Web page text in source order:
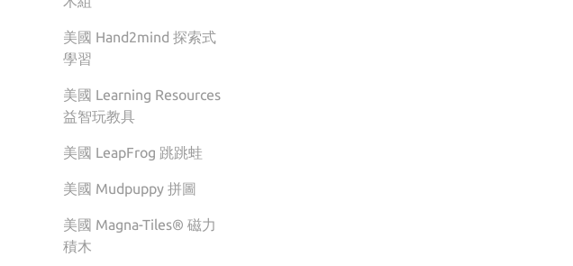
美國 Hand2mind 探索式
學習
美國 Learning Resources
益智玩教具
美國 LeapFrog 跳跳蛙
美國 Mudpuppy 拼圖
美國 Magna-Tiles® 磁力
積木